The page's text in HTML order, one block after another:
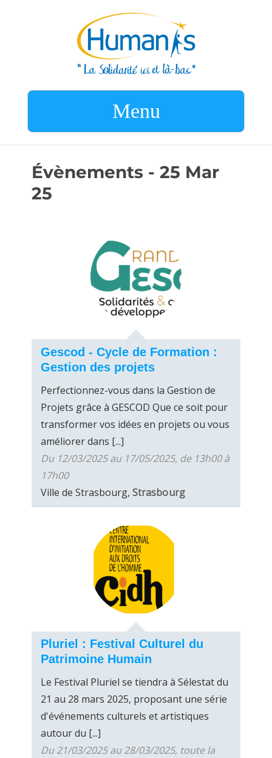
Menu
Évènements - 25 Mar
25
Gescod - Cycle de Formation :
Gestion des projets
Perfectionnez-vous dans la Gestion de
Projets grâce à GESCOD Que ce soit pour
transformer vos idées en projets ou vous
améliorer dans [...]
Du 12/03/2025 au 17/05/2025, de 13h00 à
17h00
Ville de Strasbourg, Strasbourg
Pluriel : Festival Culturel du
Patrimoine Humain
Le Festival Pluriel se tiendra à Sélestat du
21 au 28 mars 2025, proposant une série
d'événements culturels et artistiques
autour du [...]
Du 21/03/2025 au 28/03/2025, toute la